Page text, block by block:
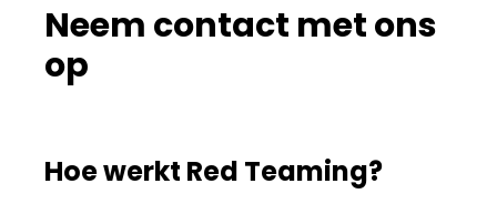
Neem contact met ons
op
Hoe werkt Red Teaming?